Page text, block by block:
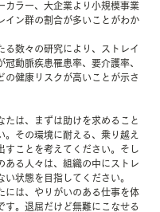
カラー、大企業より小規模事業
イン群の割合が多いことがわか
る数々の研究により、ストレイ
冠動脈疾患罹患率、要介護率、
の健康リスクが高いことが示さ
たは、まずは助けを求めること
。その環境に耐える、乗り越え
すことを考えてください。そし
ある人々は、組織の中にストレ
い状態を目指してください。
には、やりがいのある仕事を体
す。退屈だけど無難にこなせる